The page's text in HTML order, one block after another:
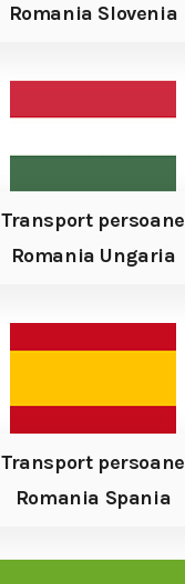
Romania Slovenia
Transport persoane
Romania Ungaria
Transport persoane
Romania Spania